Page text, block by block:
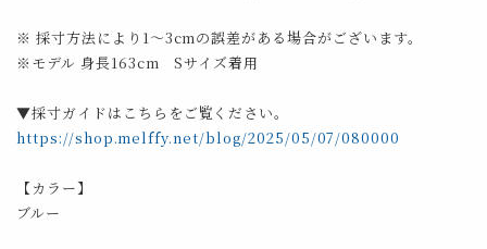
※ 採寸方法により1～3cmの誤差がある場合がございます。
※モデル 身長163cm Sサイズ着用
▼採寸ガイドはこちらをご覧ください。
https://shop.melffy.net/blog/2025/05/07/080000
【カラー】
ブルー